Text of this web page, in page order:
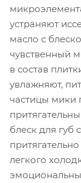
устраняют
масло с
чувственный
в состав
увлажняют,
частицы мики
блеск для губ
легкого